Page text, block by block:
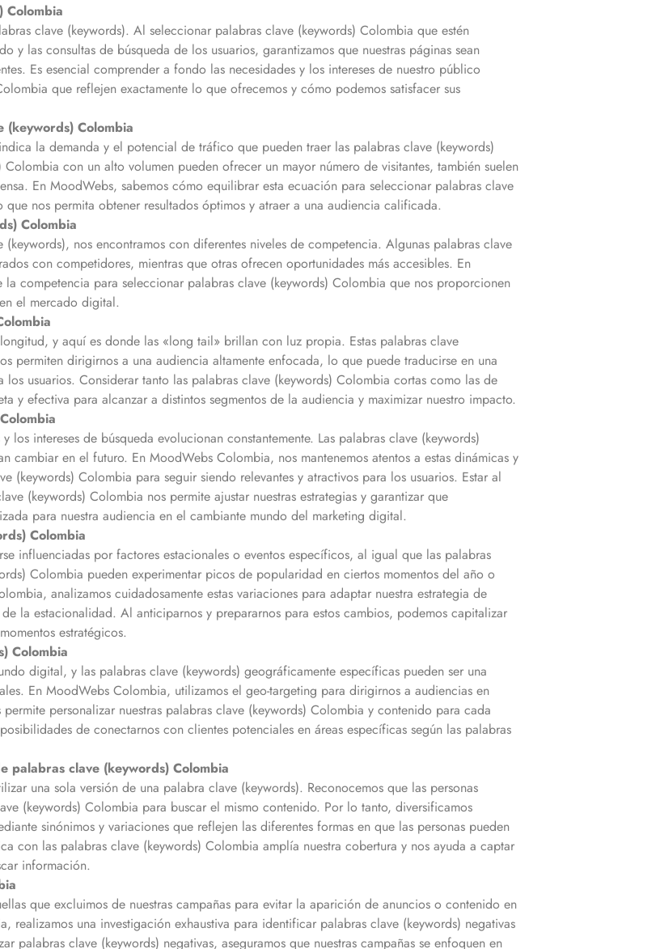
Colombia
clave (keywords). Al seleccionar palabras clave (keywords) Colombia que estén
y las consultas de búsqueda de los usuarios, garantizamos que nuestras páginas sean
Es esencial comprender a fondo las necesidades y los intereses de nuestro público
que reflejen exactamente lo que ofrecemos y cómo podemos satisfacer sus
(keywords) Colombia
la demanda y el potencial de tráfico que pueden traer las palabras clave (keywords)
Colombia con un alto volumen pueden ofrecer un mayor número de visitantes, también suelen
En MoodWebs, sabemos cómo equilibrar esta ecuación para seleccionar palabras clave
nos permita obtener resultados óptimos y atraer a una audiencia calificada.
Colombia
nos encontramos con diferentes niveles de competencia. Algunas palabras clave
con competidores, mientras que otras ofrecen oportunidades más accesibles. En
competencia para seleccionar palabras clave (keywords) Colombia que nos proporcionen
el mercado digital.
y aquí es donde las «long tail» brillan con luz propia. Estas palabras clave
permiten dirigirnos a una audiencia altamente enfocada, lo que puede traducirse en una
usuarios. Considerar tanto las palabras clave (keywords) Colombia cortas como las de
y efectiva para alcanzar a distintos segmentos de la audiencia y maximizar nuestro impacto.
Colombia
los intereses de búsqueda evolucionan constantemente. Las palabras clave (keywords)
cambiar en el futuro. En MoodWebs Colombia, nos mantenemos atentos a estas dinámicas y
(keywords) Colombia para seguir siendo relevantes y atractivos para los usuarios. Estar al
(keywords) Colombia nos permite ajustar nuestras estrategias y garantizar que
para nuestra audiencia en el cambiante mundo del marketing digital.
Colombia
influenciadas por factores estacionales o eventos específicos, al igual que las palabras
Colombia pueden experimentar picos de popularidad en ciertos momentos del año o
, analizamos cuidadosamente estas variaciones para adaptar nuestra estrategia de
la estacionalidad. Al anticiparnos y prepararnos para estos cambios, podemos capitalizar
estratégicos.
Colombia
digital, y las palabras clave (keywords) geográficamente específicas pueden ser una
En MoodWebs Colombia, utilizamos el geo-targeting para dirigirnos a audiencias en
personalizar nuestras palabras clave (keywords) Colombia y contenido para cada
de conectarnos con clientes potenciales en áreas específicas según las palabras
palabras clave (keywords) Colombia
una sola versión de una palabra clave (keywords). Reconocemos que las personas
(keywords) Colombia para buscar el mismo contenido. Por lo tanto, diversificamos
sinónimos y variaciones que reflejen las diferentes formas en que las personas pueden
con las palabras clave (keywords) Colombia amplía nuestra cobertura y nos ayuda a captar
información.
que excluimos de nuestras campañas para evitar la aparición de anuncios o contenido en
, realizamos una investigación exhaustiva para identificar palabras clave (keywords) negativas
palabras clave (keywords) negativas, aseguramos que nuestras campañas se enfoquen en